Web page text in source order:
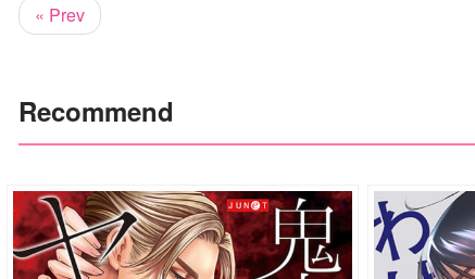
« Prev
Recommend